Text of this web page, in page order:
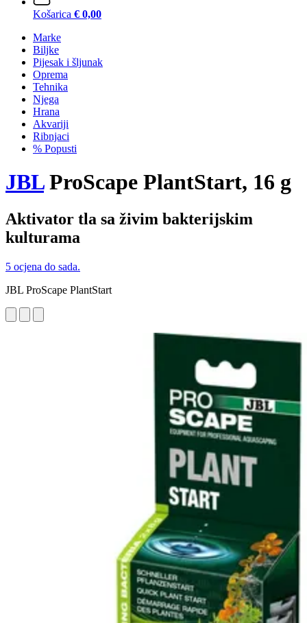
Košarica € 0,00
Marke
Biljke
Pijesak i šljunak
Oprema
Tehnika
Njega
Hrana
Akvariji
Ribnjaci
% Popusti
JBLProScape PlantStart, 16 g
Aktivator tla sa živim bakterijskim
kulturama
5 ocjena do sada.
JBL ProScape PlantStart